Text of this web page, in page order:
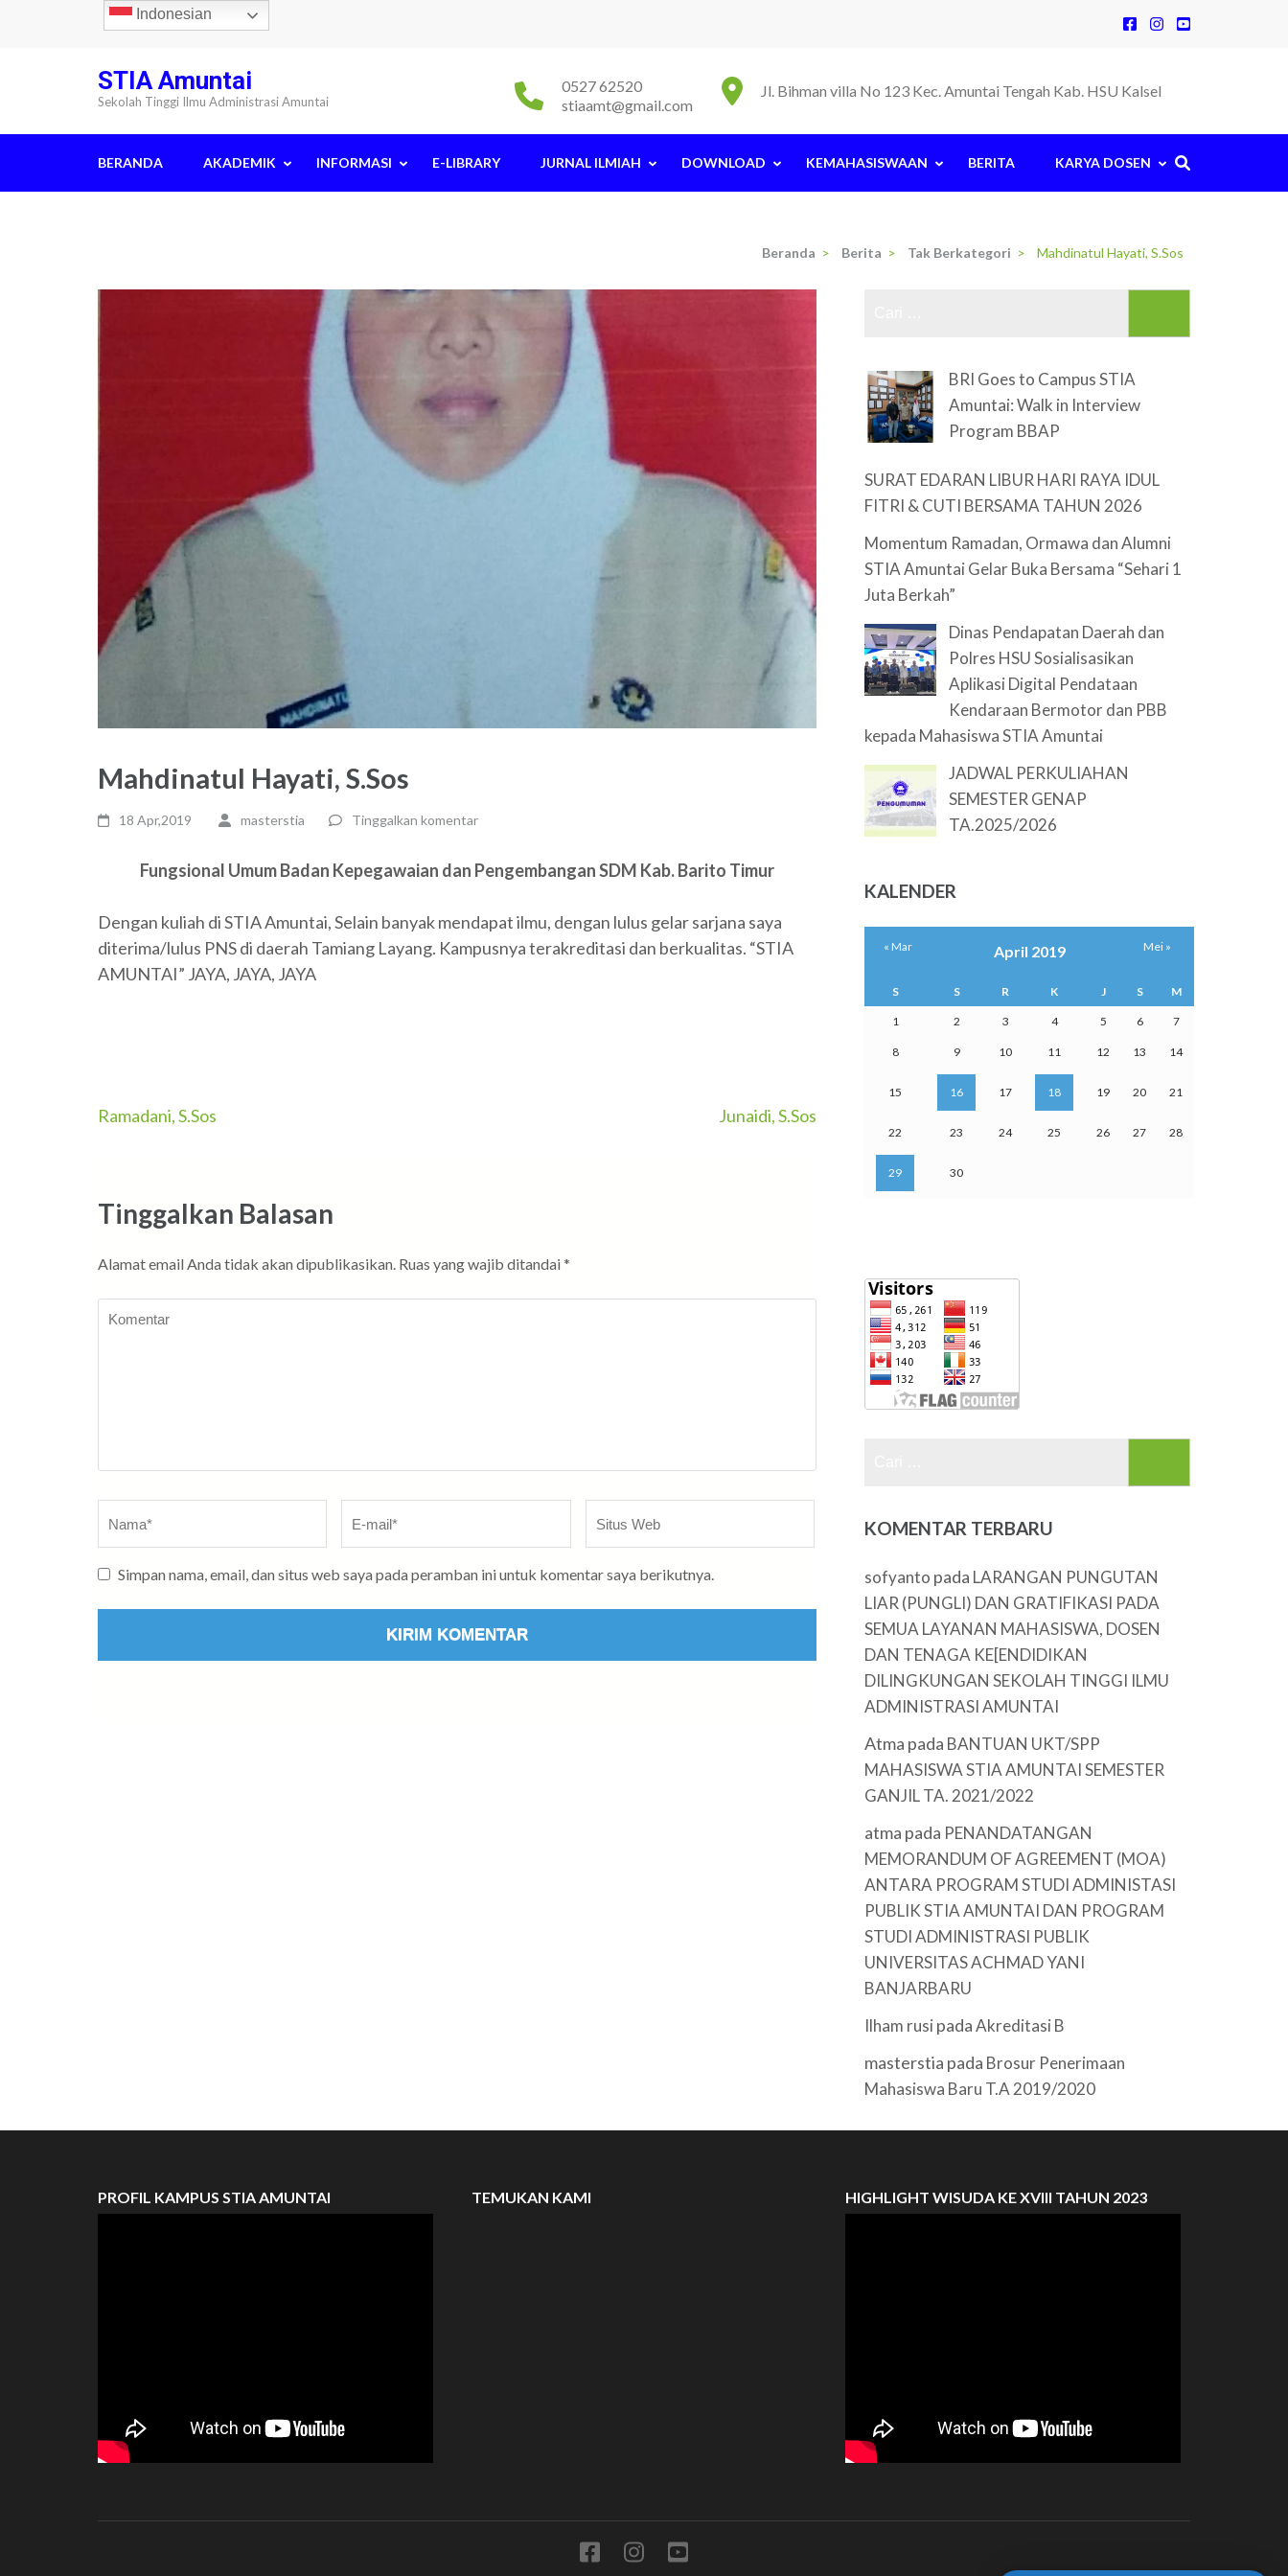
STIA Amuntai
Sekolah Tinggi Ilmu Administrasi Amuntai
Jl. Bihman villa No 123 Kec. Amuntai Tengah Kab. HSU Kalsel
0527 62520
stiaamt@gmail.com
BERANDA AKADEMIK INFORMASI E-LIBRARY JURNAL ILMIAH DOWNLOAD KEMAHASISWAAN BERITA KARYA DOSEN
Beranda > Berita > Tak Berkategori > Mahdinatul Hayati, S.Sos
Mahdinatul Hayati, S.Sos
18 Apr,2019 masterstia Tinggalkan komentar
Fungsional Umum Badan Kepegawaian dan Pengembangan SDM Kab. Barito Timur
Dengan kuliah di STIA Amuntai, Selain banyak mendapat ilmu, dengan lulus gelar sarjana saya
diterima/lulus PNS di daerah Tamiang Layang. Kampusnya terakreditasi dan berkualitas. “STIA
AMUNTAI” JAYA, JAYA, JAYA
Navigasi
Ramadani, S.Sos Junaidi, S.Sos
Tinggalkan Balasan
Alamat email Anda tidak akan dipublikasikan. Ruas yang wajib ditandai *
mail*
Web
Simpan nama, email, dan situs web saya pada peramban ini untuk komentar saya berikutnya.
BRI Goes to Campus STIA
Amuntai: Walk in Interview
Program BBAP
SURAT EDARAN LIBUR HARI RAYA IDUL
FITRI & CUTI BERSAMA TAHUN 2026
Momentum Ramadan, Ormawa dan Alumni
STIA Amuntai Gelar Buka Bersama “Sehari 1
Juta Berkah”
Dinas Pendapatan Daerah dan
Polres HSU Sosialisasikan
Aplikasi Digital Pendataan
Kendaraan Bermotor dan PBB
kepada Mahasiswa STIA Amuntai
JADWAL PERKULIAHAN
SEMESTER GENAP
TA.2025/2026
KALENDER
April 2019
S S R K J S M
1 2 3 4 5 6 7
8 9 10 11 12 13 14
15 16 17 18 19 20 21
22 23 24 25 26 27 28
29 30
« Mar Mei »
KOMENTAR TERBARU
sofyanto pada LARANGAN PUNGUTAN
LIAR (PUNGLI) DAN GRATIFIKASI PADA
SEMUA LAYANAN MAHASISWA, DOSEN
DAN TENAGA KE[ENDIDIKAN
DILINGKUNGAN SEKOLAH TINGGI ILMU
ADMINISTRASI AMUNTAI
Atma pada BANTUAN UKT/SPP
MAHASISWA STIA AMUNTAI SEMESTER
GANJIL TA. 2021/2022
atma pada PENANDATANGAN
MEMORANDUM OF AGREEMENT (MOA)
ANTARA PROGRAM STUDI ADMINISTASI
PUBLIK STIA AMUNTAI DAN PROGRAM
STUDI ADMINISTRASI PUBLIK
UNIVERSITAS ACHMAD YANI
BANJARBARU
Ilham rusi padaAkreditasi B
masterstia pada Brosur Penerimaan
Mahasiswa Baru T.A 2019/2020
PROFIL KAMPUS STIA AMUNTAI TEMUKAN KAMI HIGHLIGHT WISUDA KE XVIII TAHUN 2023
Indonesian